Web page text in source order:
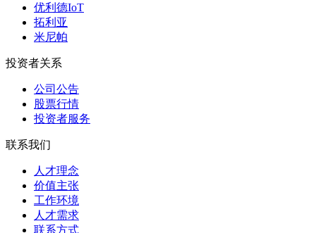
优利德IoT
拓利亚
米尼帕
投资者关系
公司公告
股票行情
投资者服务
联系我们
人才理念
价值主张
工作环境
人才需求
联系方式